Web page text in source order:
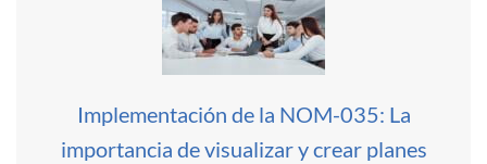
Implementación de la NOM-035: La
importancia de visualizar y crear planes